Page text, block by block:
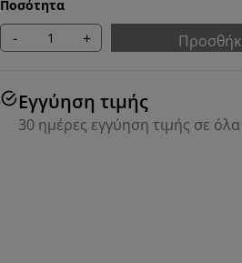
Ποσότητα
- +
Εγγύηση τιμής
30 ημέρες εγγύηση τιμής σε